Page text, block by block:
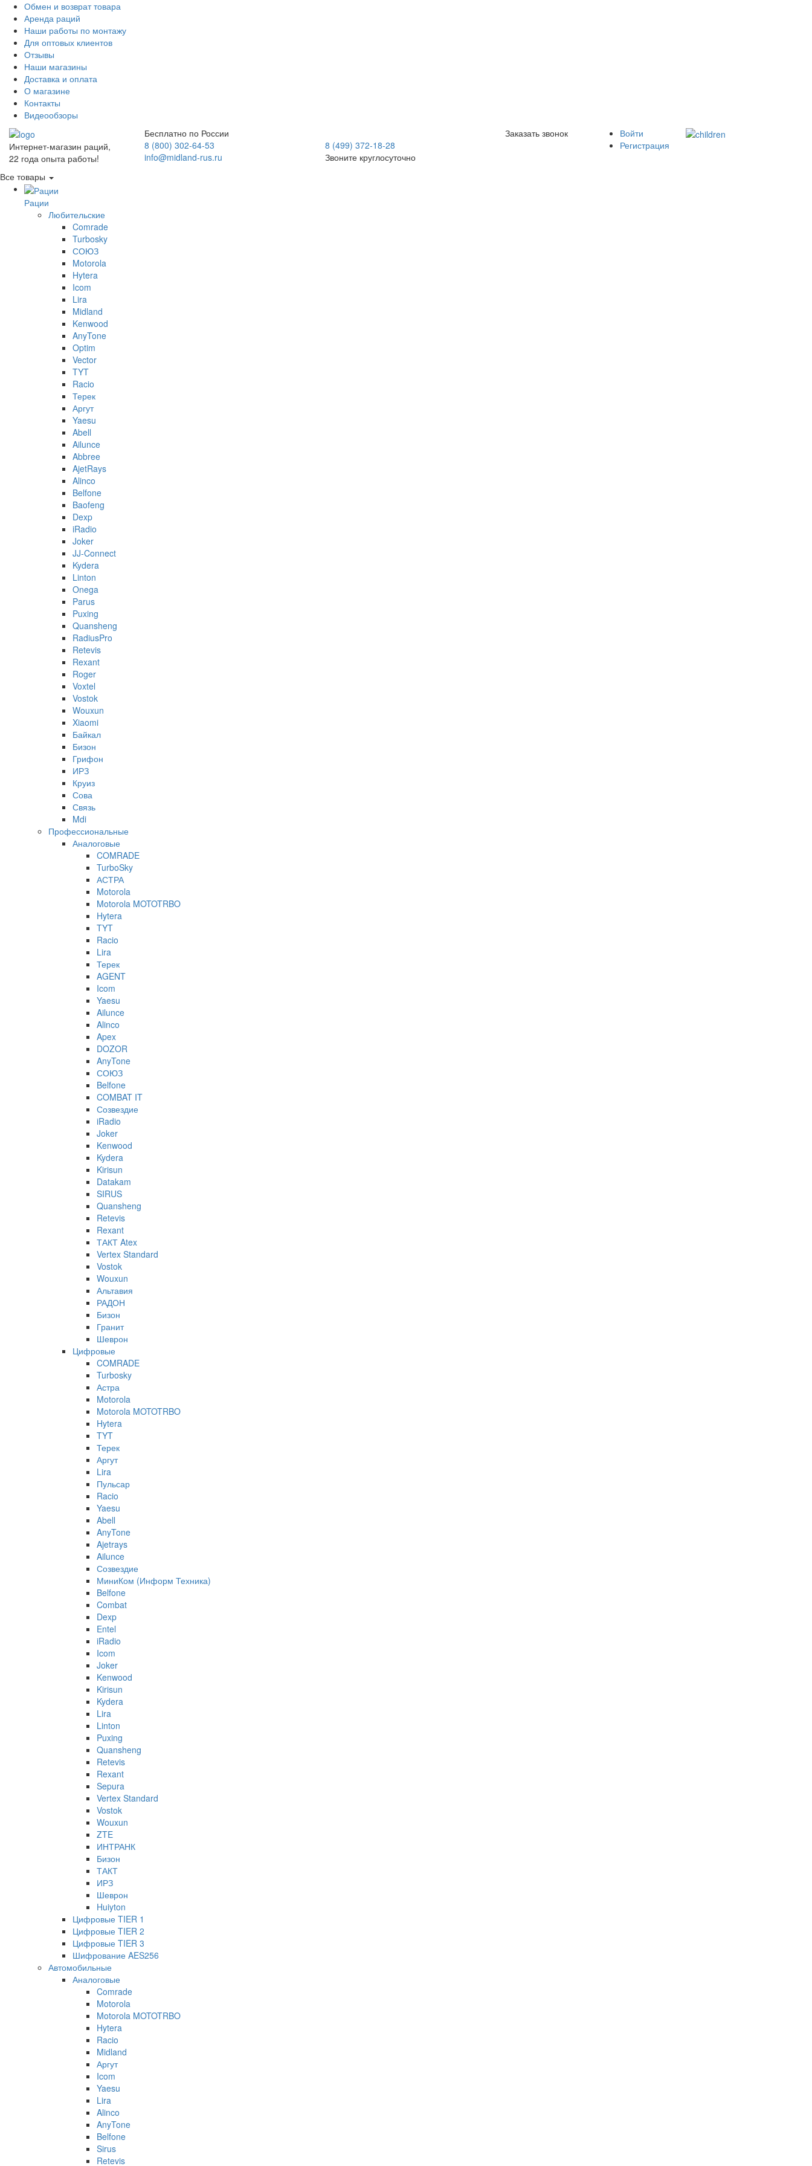
Обмен и возврат товара
Аренда раций
Наши работы по монтажу
Для оптовых клиентов
Отзывы
Наши магазины
Доставка и оплата
О магазине
Контакты
Видеообзоры
Интернет-магазин раций,
22 года опыта работы!
Бесплатно по России
8 (800) 302-64-53
info@midland-rus.ru
8 (499) 372-18-28
Звоните круглосуточно
Заказать звонок
Войти
Регистрация
Все товары
Рации
Любительские
Comrade
Turbosky
СОЮЗ
Motorola
Hytera
Icom
Lira
Midland
Kenwood
AnyTone
Optim
Vector
TYT
Racio
Терек
Аргут
Yaesu
Abell
Ailunce
Abbree
AjetRays
Alinco
Belfone
Baofeng
Dexp
iRadio
Joker
JJ-Connect
Kydera
Linton
Onega
Parus
Puxing
Quansheng
RadiusPro
Retevis
Rexant
Roger
Voxtel
Vostok
Wouxun
Xiaomi
Байкал
Бизон
Грифон
ИРЗ
Круиз
Сова
Связь
Mdi
Профессиональные
Аналоговые
COMRADE
TurboSky
АСТРА
Motorola
Motorola MOTOTRBO
Hytera
TYT
Racio
Lira
Терек
AGENT
Icom
Yaesu
Ailunce
Alinco
Apex
DOZOR
AnyTone
СОЮЗ
Belfone
COMBAT IT
Созвездие
iRadio
Joker
Kenwood
Kydera
Kirisun
Datakam
SIRUS
Quansheng
Retevis
Rexant
ТАКТ Atex
Vertex Standard
Vostok
Wouxun
Альтавия
РАДОН
Бизон
Гранит
Шеврон
Цифровые
COMRADE
Turbosky
Астра
Motorola
Motorola MOTOTRBO
Hytera
TYT
Терек
Аргут
Lira
Пульсар
Racio
Yaesu
Abell
AnyTone
Ajetrays
Ailunce
Созвездие
МиниКом (Информ Техника)
Belfone
Combat
Dexp
Entel
iRadio
Icom
Joker
Kenwood
Kirisun
Kydera
Lira
Linton
Puxing
Quansheng
Retevis
Rexant
Sepura
Vertex Standard
Vostok
Wouxun
ZTE
ИНТРАНК
Бизон
ТАКТ
ИРЗ
Шеврон
Huiyton
Цифровые TIER 1
Цифровые TIER 2
Цифровые TIER 3
Шифрование AES256
Автомобильные
Аналоговые
Comrade
Motorola
Motorola MOTOTRBO
Hytera
Racio
Midland
Аргут
Icom
Yaesu
Lira
Alinco
AnyTone
Belfone
Sirus
Retevis